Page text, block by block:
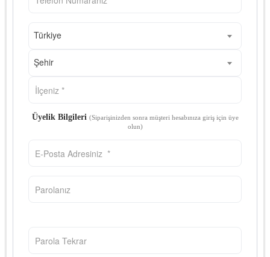
Türkiye
Şehir
Üyelik Bilgileri (Siparişinizden sonra müşteri hesabınıza giriş için üye
olun)